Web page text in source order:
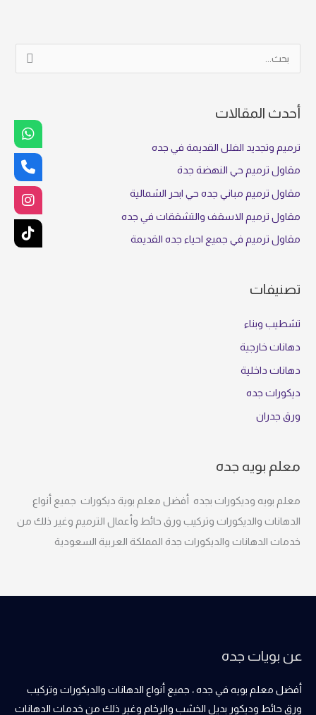
ب
ث
أحدث المقالات
ترميم وتجديد الفلل القديمة في جده
مقاول ترميم حي النهضة جدة
مقاول ترميم مباني جده حي ابحر الشمالية
مقاول ترميم الاسقف والتشققات في جده
مقاول ترميم في جميع احياء جده القديمة
تصنيفات
تشطيب وبناء
دهانات خارجية
دهانات داخلية
ديكورات جده
ورق جدران
معلم بويه جده
معلم بويه وديكورات بجده أفضل معلم بوية ديكورات جميع أنواع
الدهانات والديكورات وتركيب ورق حائط وأعمال الترميم وغير ذلك من
خدمات الدهانات والديكورات جدة المملكة العربية السعودية
عن بويات جده
أفضل معلم بويه في جده ، جميع أنواع الدهانات والديكورات وتركيب
ورق حائط وديكور بديل الخشب والرخام وغير ذلك من خدمات الدهانات